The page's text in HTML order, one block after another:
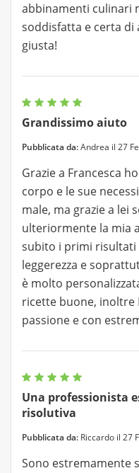
abbinamenti culinari
soddisfatta e certa
giusta!
Grandissimo aiuto
Pubblicata da:Andrea il 27
Grazie a Francesca
corpo e le sue
male, ma grazie a lei
ulteriormente la mia
subito i primi risultati
leggerezza e
è molto
ricette buone, inoltre
passione e con
Una professionista
risolutiva
Pubblicata da: Riccardo il 27
Sono estremamente